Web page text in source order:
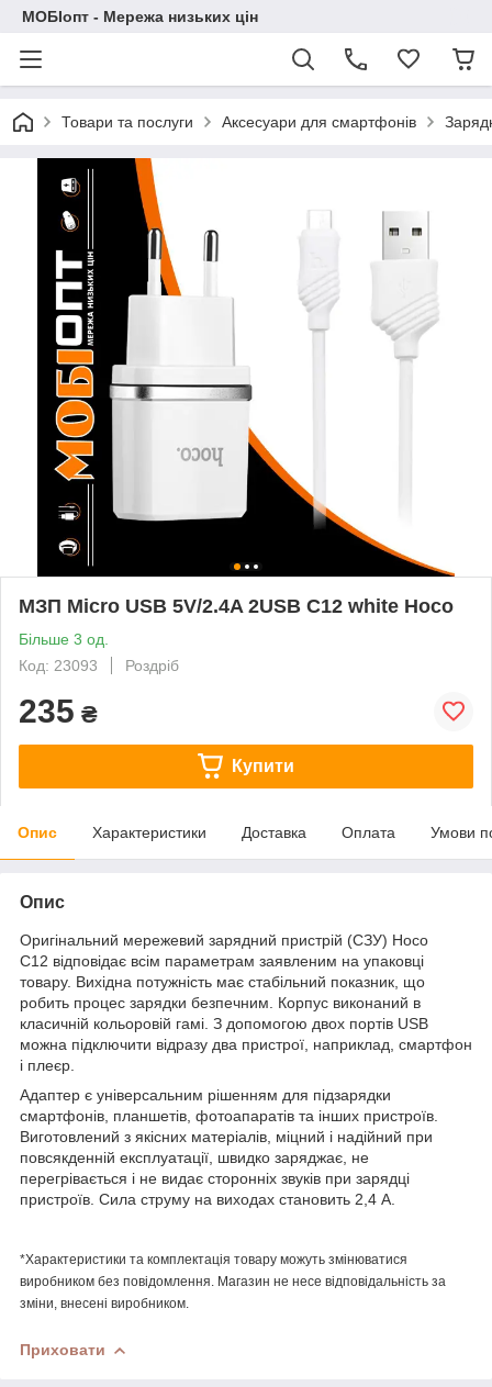
МОБІопт - Мережа низьких цін
Товари та послуги Аксесуари для смартфонів
МЗП Micro USB 5V/2.4A 2USB C12 white Hoco
Більше 3 од.
Код: 23093
Роздріб
235 ₴
Купити
Опис Характеристики Доставка Оплата Умови
Опис
Оригінальний мережевий зарядний пристрій (СЗУ) Hoco
C12 відповідає всім параметрам заявленим на упаковці
товару. Вихідна потужність має стабільний показник, що
робить процес зарядки безпечним. Корпус виконаний в
класичній кольоровій гамі. З допомогою двох портів USB
можна підключити відразу два пристрої, наприклад, смартфон
і плеєр.
Адаптер є універсальним рішенням для підзарядки
смартфонів, планшетів, фотоапаратів та інших пристроїв.
Виготовлений з якісних матеріалів, міцний і надійний при
повсякденній експлуатації, швидко заряджає, не
перегрівається і не видає сторонніх звуків при зарядці
пристроїв. Сила струму на виходах становить 2,4 A.
*Характеристики та комплектація товару можуть змінюватися
виробником без повідомлення. Магазин не несе відповідальність за
зміни, внесені виробником.
Приховати